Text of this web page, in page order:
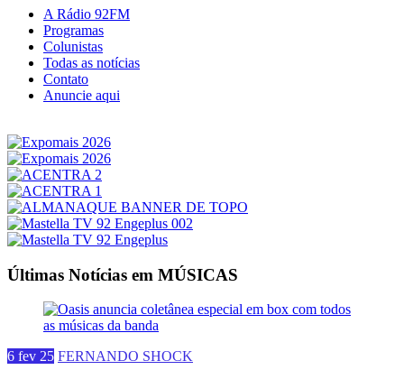
A Rádio 92FM
Programas
Colunistas
Todas as notícias
Contato
Anuncie aqui
Últimas Notícias em MÚSICAS
6 fev 25 FERNANDO SHOCK